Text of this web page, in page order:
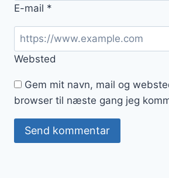
E-mail *
Websted
Gem mit navn, mail og
browser til næste gang jeg